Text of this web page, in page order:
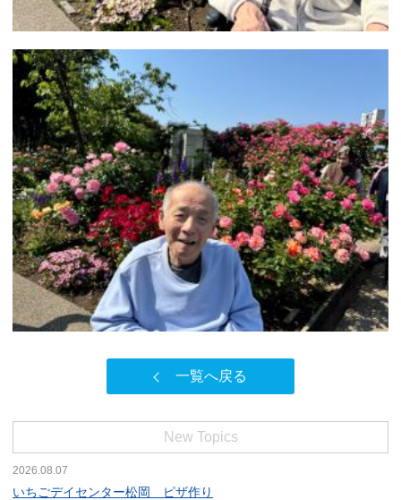
一覧へ戻る
New Topics
2026.08.07
いちごデイセンター松岡 ピザ作り